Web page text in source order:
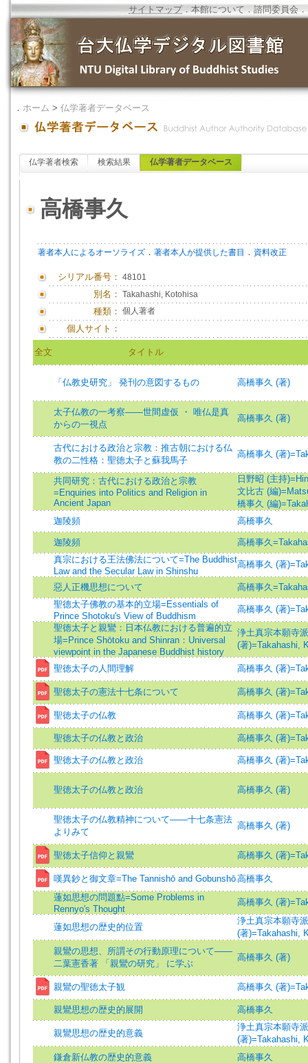
サイトマップ．本館について ．諮問委員会 ．
． ホーム > 仏学著者データベース
仏学著者検索 検索結果 仏学著者データベース
高橋事久
著者本人によるオーソライズ ． 著者本人が提供した書目 ． 資料改正
シリアル番号： 48101
別名： Takahashi, Kotohisa
種類： 個人著者
個人サイト：
全文 タイトル
「仏教史研究」 発刊の意図するもの 高橋事久 (著)
太子仏教の一考察――世間虚仮 ・ 唯仏是真
からの一視点
高橋事久 (著)
古代における政治と宗教：推古朝における仏
教の二性格：聖徳太子と蘇我馬子
高橋事久 (著
共同研究：古代における政治と宗教
=Enquiries into Politics and Religion in
Ancient Japan
日野昭 (主持
文比古 (編
橋事久 (編
迦陵頻
高橋事久
迦陵頻
高橋事久
真宗における王法佛法について=The Buddhist
Law and the Secular Law in Shinshu
高橋事久 (著
惡人正機思想について
高橋事久
聖德太子佛教の基本的立場=Essentials of
Prince Shotoku's View of Buddhism
高橋事久 (著
聖徳太子と親鸞：日本仏教における普遍的立
場=Prince Shōtoku and Shinran：Universal
viewpoint in the Japanese Buddhist history
浄土真宗本願寺
(著)=Takahashi,
聖徳太子の人間理解 高橋事久 (著
聖徳太子の憲法十七条について 高橋事久 (著
聖徳太子の仏教 高橋事久 (著
聖徳太子の仏教と政治 高橋事久 (著
聖徳太子の仏教と政治 高橋事久 (著
聖徳太子の仏教と政治 高橋事久 (著)
聖徳太子の仏教精神について――十七条憲法
よりみて
高橋事久 (著)
聖徳太子信仰と親鸞 高橋事久 (著
嘆異鈔と御文章=The Tannishō and Gobunshō高橋事久
蓮如思想の問題點=Some Problems in
Rennyo's Thought
高橋事久 (著
蓮如思想の歴史的位置
浄土真宗本願寺
(著)=Takahashi,
親鸞の思想、所謂その行動原理について――
二葉憲香著 「親鸞の研究」 に学ぶ
高橋事久 (著)
親鸞の聖徳太子観 高橋事久 (著
親鸞思想の歴史的展開 高橋事久
親鸞思想の歴史的意義
浄土真宗本願寺
(著)=Takahashi,
鎌倉新仏教の歴史的意義
高橋事久